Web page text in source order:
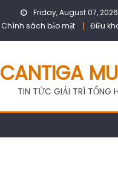
Friday, August 07, 2026
Chính sách bảo mật Điều
CANTIGA
TIN TỨC GIẢI TRÍ TỔNG